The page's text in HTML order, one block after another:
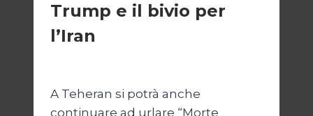
Trump e il bivio per
l’Iran
A Teheran si potrà anche
continuare ad urlare “Morte